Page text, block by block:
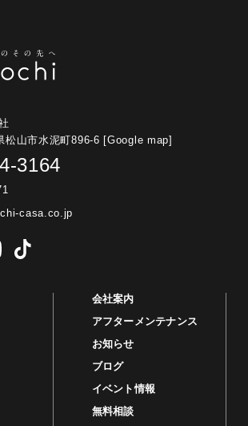
松山市水泥町896-6 [Google map]
3164
casa.co.jp
会社案内
アフターメンテナンス
お知らせ
ブログ
イベント情報
無料相談